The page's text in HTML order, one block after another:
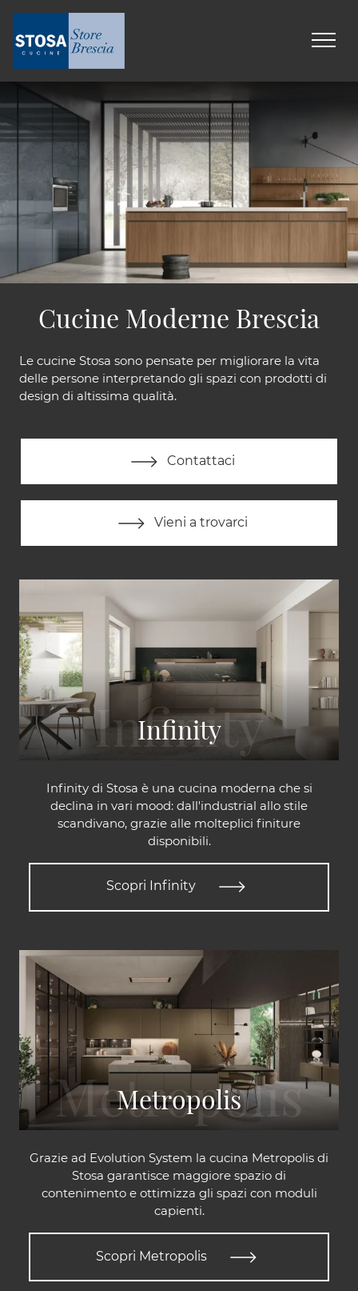
Infinity
Infinity di Stosa è una cucina moderna che si
declina in vari mood: dall'industrial allo stile
scandivano, grazie alle molteplici finiture
disponibili.
Scopri Infinity
Metropolis
Grazie ad Evolution System la cucina Metropolis di
Stosa garantisce maggiore spazio di
contenimento e ottimizza gli spazi con moduli
capienti.
Scopri Metropolis
Cucine Moderne Brescia
Le cucine Stosa sono pensate per migliorare la vita
delle persone interpretando gli spazi con prodotti di
design di altissima qualità.
Contattaci
Vieni a trovarci